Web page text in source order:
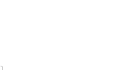
natuurliefhebbers. Kršan is de
te ontdekken, te
Istrische keuken en het rijke
charmante Istrische stadje te